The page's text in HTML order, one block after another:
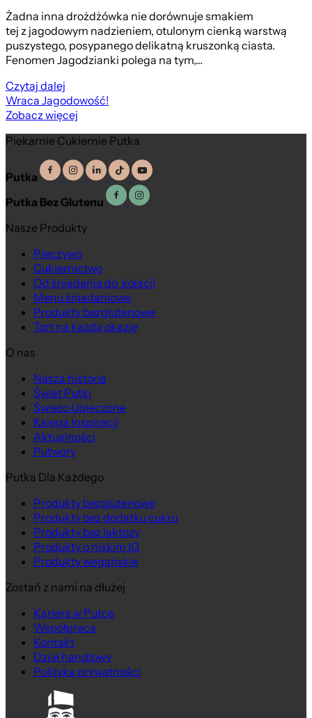
Żadna inna drożdżówka nie dorównuje smakiem
tej z jagodowym nadzieniem, otulonym cienką warstwą
puszystego, posypanego delikatną kruszonką ciasta.
Fenomen Jagodzianki polega na tym,...
Czytaj dalej
Wraca Jagodowość!
Zobacz więcej
Piekarnie Cukiernie Putka
Putka
Putka Bez Glutenu
Nasze Produkty
Pieczywo
Cukiernictwo
Od śniadania do kolacji
Menu śniadaniowe
Produkty bezglutenowe
Tort na każdą okazję
O nas
Nasza historia
Świat Putki
Świeżo Upieczone
Księga Inspiracji
Aktualności
Putwory
Putka Dla Każdego
Produkty bezglutenowe
Produkty bez dodatku cukru
Produkty bez laktozy
Produkty o niskim IG
Produkty wegańskie
Zostań z nami na dłużej
Kariera w Putce
Współpraca
Kontakt
Dział handlowy
Polityka prywatności